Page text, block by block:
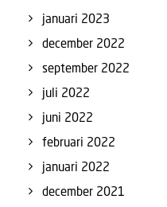
januari 2023
december 2022
september 2022
juli 2022
juni 2022
februari 2022
januari 2022
december 2021